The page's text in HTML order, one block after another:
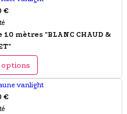
€
mètres "BLANC CHAUD &
options
€